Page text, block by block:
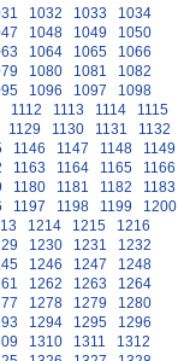
1032 1033
1034
1048 1049
1050
1064 1065
1066
1080 1081
1082
1096 1097
1098
1112 1113 1114
1115
1129 1130 1131
1132
1146 1147 1148
1149
1163 1164 1165
1166
1180 1181 1182
1183
1197 1198 1199
1200
1214 1215
1216
1230 1231
1232
1246 1247
1248
1262 1263
1264
1278 1279
1280
1294 1295
1296
1310 1311
1312